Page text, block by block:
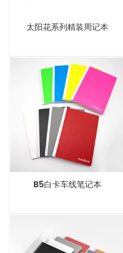
太阳花系列精装周记本
B5白卡车线笔记本